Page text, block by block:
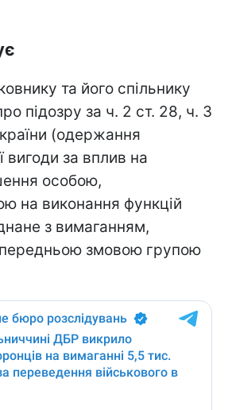
та його спільнику
підозру за ч. 2 ст. 28, ч. 3
(одержання
вигоди за вплив на
особою,
на виконання функцій
з вимаганням,
змовою групою